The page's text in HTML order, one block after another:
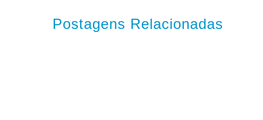
Postagens Relacionadas